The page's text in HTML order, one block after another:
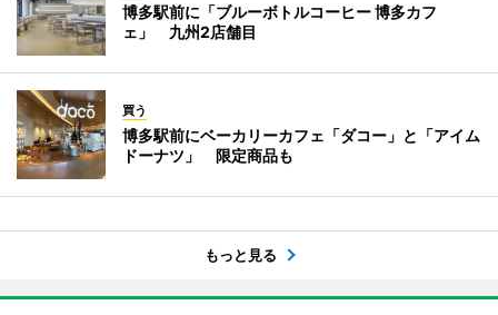
博多駅前に「ブルーボトルコーヒー 博多カフ
ェ」 九州2店舗目
買う
博多駅前にベーカリーカフェ「ダコー」と「アイム
ドーナツ」 限定商品も
もっと見る